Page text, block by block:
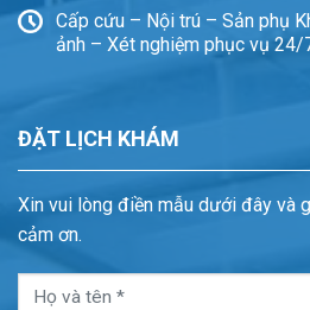
Cấp cứu – Nội trú – Sản phụ
ảnh – Xét nghiệm phục vụ 24/
ĐẶT LỊCH KHÁM
Xin vui lòng điền mẫu dưới đây và
cảm ơn.